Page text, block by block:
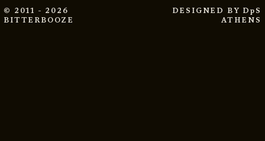
© 2011 - 2026
BITTERBOOZE
DESIGNED BY DpS
ATHENS